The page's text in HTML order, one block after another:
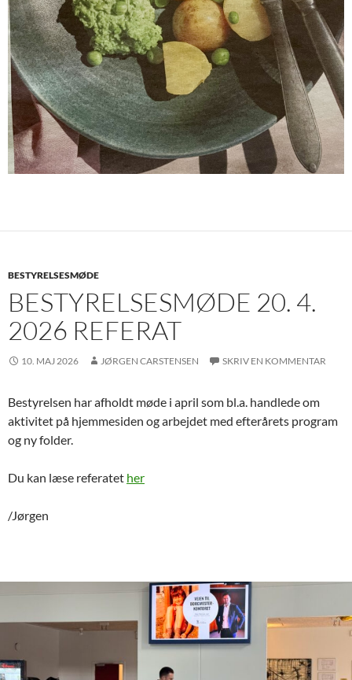
BESTYRELSESMØDE
BESTYRELSESMØDE 20. 4.
2026 REFERAT
10. MAJ 2026 JØRGEN CARSTENSEN SKRIV EN KOMMENTAR
Bestyrelsen har afholdt møde i april som bl.a. handlede om
aktivitet på hjemmesiden og arbejdet med efterårets program
og ny folder.
Du kan læse referatet her
/Jørgen